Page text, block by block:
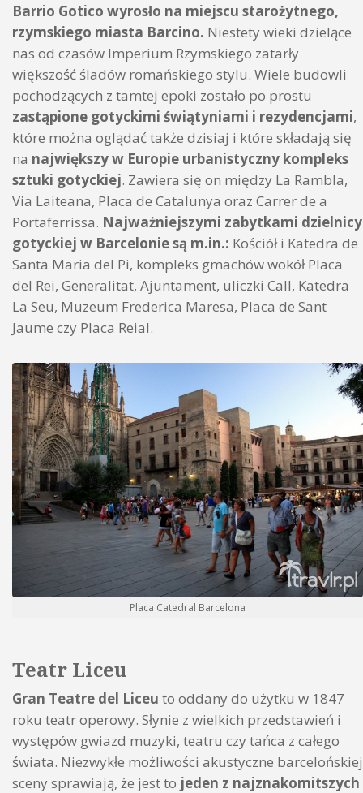
Barrio Gotico wyrosło na miejscu starożytnego,
rzymskiego miasta Barcino. Niestety wieki dzielące
nas od czasów Imperium Rzymskiego zatarły
większość śladów romańskiego stylu. Wiele budowli
pochodzących z tamtej epoki zostało po prostu
zastąpione gotyckimi świątyniami i rezydencjami,
które można oglądać także dzisiaj i które składają się
na największy w Europie urbanistyczny kompleks
sztuki gotyckiej. Zawiera się on między La Rambla,
Via Laiteana, Placa de Catalunya oraz Carrer de a
Portaferrissa. Najważniejszymi zabytkami dzielnicy
gotyckiej w Barcelonie są m.in.: Kościół i Katedra de
Santa Maria del Pi, kompleks gmachów wokół Placa
del Rei, Generalitat, Ajuntament, uliczki Call, Katedra
La Seu, Muzeum Frederica Maresa, Placa de Sant
Jaume czy Placa Reial.
Placa Catedral Barcelona
Teatr Liceu
Gran Teatre del Liceu to oddany do użytku w 1847
roku teatr operowy. Słynie z wielkich przedstawień i
występów gwiazd muzyki, teatru czy tańca z całego
świata. Niezwykłe możliwości akustyczne barcelońskiej
sceny sprawiają, że jest to jeden z najznakomitszych